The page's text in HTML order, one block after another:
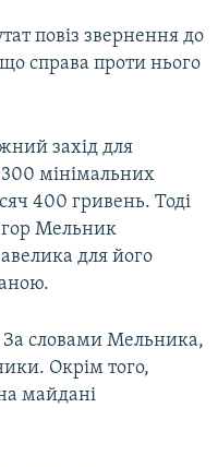
повіз звернення до
справа проти нього
захід для
мінімальних
400 гривень. Тоді
Мельник
для його
За словами Мельника,
Окрім того,
майдані